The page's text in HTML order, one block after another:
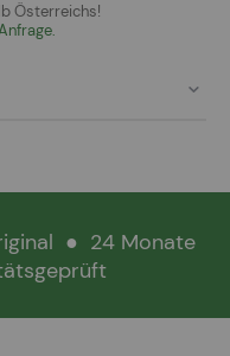
Österreichs!
● 24 Monate